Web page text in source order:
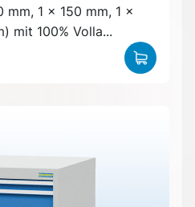
mm, 1 x 150 mm, 1 x
mit 100% Volla...